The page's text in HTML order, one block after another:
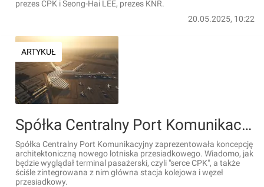
prezes CPK i Seong-Hai LEE, prezes KNR.
20.05.2025, 10:22
ARTYKUŁ
Spółka Centralny Port Komunikacyjny zaprezentowała koncepcję architektoniczną nowego lotniska przesiadkowego [WIZUALIZACJE]
Spółka Centralny Port Komunikacyjny zaprezentowała koncepcję
architektoniczną nowego lotniska przesiadkowego. Wiadomo, jak
będzie wyglądał terminal pasażerski, czyli "serce CPK", a także
ściśle zintegrowana z nim główna stacja kolejowa i węzeł
przesiadkowy.